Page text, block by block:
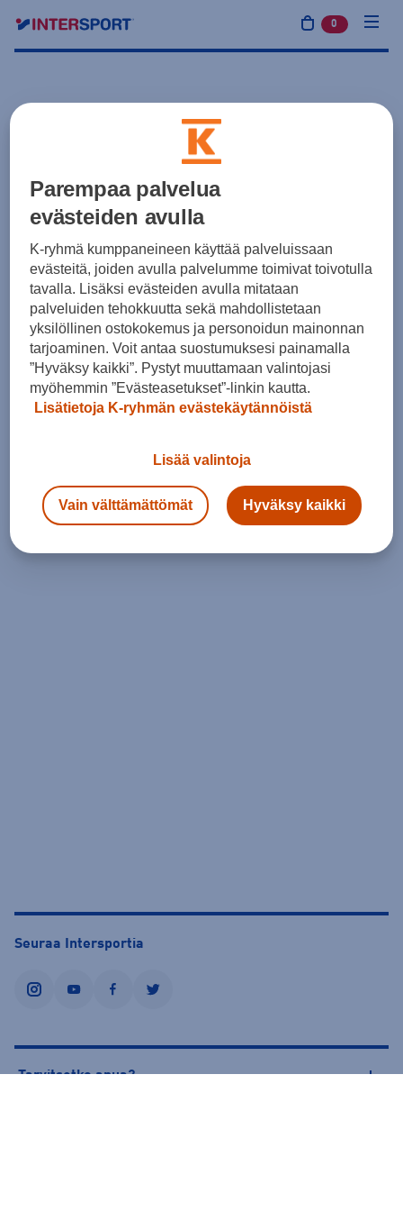
0 tuotetta
Seuraa Intersportia
instagramyoutubefacebooktwitter
Tarvitsetko apua?
Parempaa palvelua
evästeiden avulla
K-ryhmä kumppaneineen käyttää palveluissaan
evästeitä, joiden avulla palvelumme toimivat toivotulla
tavalla. Lisäksi evästeiden avulla mitataan
palveluiden tehokkuutta sekä mahdollistetaan
yksilöllinen ostokokemus ja personoidun mainonnan
tarjoaminen. Voit antaa suostumuksesi painamalla
”Hyväksy kaikki”. Pystyt muuttamaan valintojasi
myöhemmin ”Evästeasetukset”-linkin kautta.
Lisätietoja K-ryhmän evästekäytännöistä
Lisää valintoja
Vain välttämättömät Hyväksy kaikki